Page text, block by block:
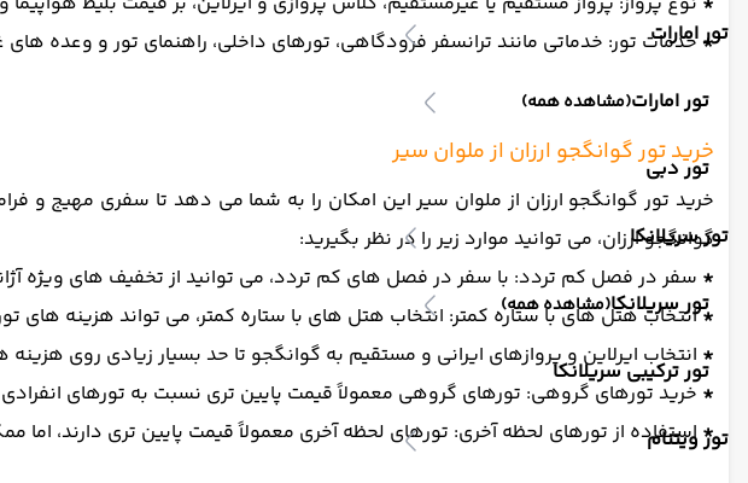
تور امارات
تور امارات(مشاهده همه)
تور دبی
تور سریلانکا
تور سریلانکا(مشاهده همه)
تور ترکیبی سریلانکا
تور ویتنام
*خدمات تور: خدماتی مانند ترانسفر فرودگاهی، تورهای داخلی، راهنمای تور و وعده
خرید تور گوانگجو ارزان از ملوان سیر
خرید تور گوانگجو ارزان از ملوان سیر این امکان را به شما می دهد تا سفری مهیج و
گوانگجو ارزان، می توانید موارد زیر را در نظر بگیرید:
* سفر در فصل کم تردد: با سفر در فصل های کم تردد، می توانید از تخفیف های ویژه
*انتخاب هتل های با ستاره کمتر: انتخاب هتل های با ستاره کمتر، می تواند هزینه های
* انتخاب ایرلاین و پروازهای ایرانی و مستقیم به گوانگجو تا حد بسیار زیادی روی هزینه
* خرید تورهای گروهی: تورهای گروهی معمولاً قیمت پایین تری نسبت به تورهای انفرادی
* استفاده از تورهای لحظه آخری: تورهای لحظه آخری معمولاً قیمت پایین تری دارند،